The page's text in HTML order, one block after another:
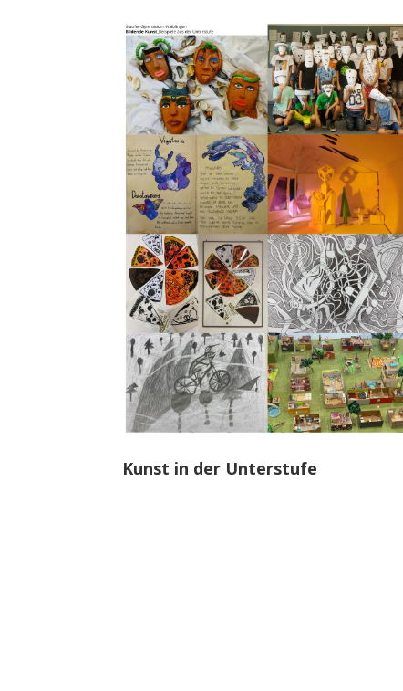
Kunst in der Unterstufe